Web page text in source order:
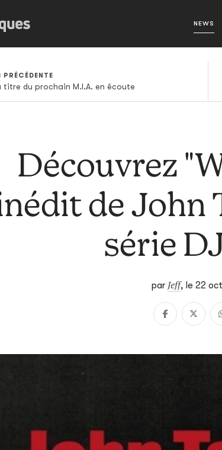
NEWS
PRÉCÉDENTE
titre du prochain M.I.A. en écoute
Découvrez
de John
série
par Jeff, le 22